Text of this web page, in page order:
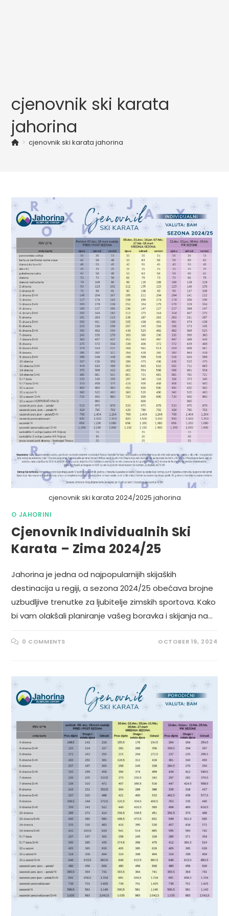
cjenovnik ski karata
jahorina
> cjenovnik ski karata jahorina
cjenovnik ski karata 2024/2025 jahorina
O JAHORINI
Cjenovnik Individualnih Ski
Karata – Zima 2024/25
Jahorina je jedna od najpopularnijih skijaških
destinacija u regiji, a sezona 2024/25 obećava brojne
uzbudljive trenutke za ljubitelje zimskih sportova. Kako
bi vam olakšali planiranje vašeg boravka i skijanja na…
0 COMMENTS OCTOBER 19, 2024